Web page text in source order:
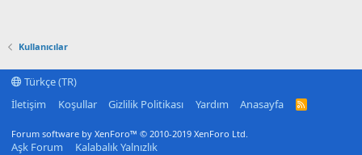
Kullanıcılar
Türkçe (TR)
İletişim
Koşullar Gizlilik Politikası Yardım Anasayfa
R
Forum software by XenForo™ © 2010-2019 XenForo Ltd.
Aşk Forum Kalabalık Yalnızlık